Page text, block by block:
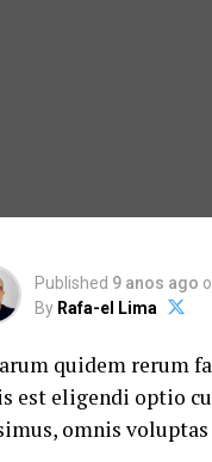
Published 9 anos ago
By Rafa-el Lima
quidem rerum
est eligendi optio
omnis